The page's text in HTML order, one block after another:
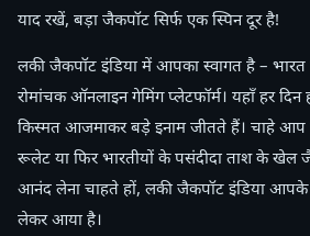
याद रखें, बड़ा जैकपॉट सिर्फ एक स्पिन दूर है!
लकी जैकपॉट इंडिया में आपका स्वागत है –
रोमांचक ऑनलाइन गेमिंग प्लेटफॉर्म। यहाँ हर दिन
किस्मत आजमाकर बड़े इनाम जीतते हैं। चाहे आप
रूलेट या फिर भारतीयों के पसंदीदा ताश के खेल
आनंद लेना चाहते हों, लकी जैकपॉट इंडिया
लेकर आया है।